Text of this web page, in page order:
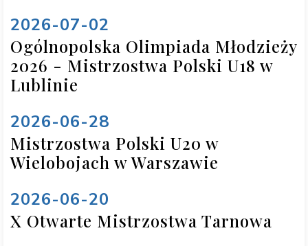
2026-07-02
Ogólnopolska Olimpiada Młodzieży
2026 - Mistrzostwa Polski U18 w
Lublinie
2026-06-28
Mistrzostwa Polski U20 w
Wielobojach w Warszawie
2026-06-20
X Otwarte Mistrzostwa Tarnowa